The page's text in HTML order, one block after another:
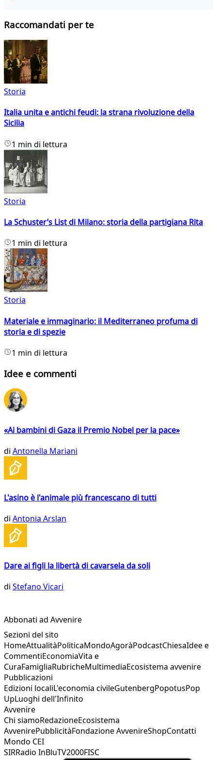
Raccomandati per te
Storia
Italia unita e antichi feudi: la strana rivoluzione della
Sicilia
1 min di lettura
Storia
La Schuster’s List di Milano: storia della partigiana Rita
1 min di lettura
Storia
Materiale e immaginario: il Mediterraneo profuma di
storia e di spezie
1 min di lettura
Idee e commenti
«Ai bambini di Gaza il Premio Nobel per la pace»
di Antonella Mariani
L'asino è l'animale più francescano di tutti
di Antonia Arslan
Dare ai figli la libertà di cavarsela da soli
di Stefano Vicari
Abbonati ad Avvenire
Sezioni del sito
HomeAttualitàPoliticaMondoAgoràPodcastChiesaIdee e
CommentiEconomiaVita e
CuraFamigliaRubricheMultimediaEcosistema avvenire
Pubblicazioni
Edizioni localiL'economia civileGutenbergPopotusPop
UpLuoghi dell'Infinito
Avvenire
Chi siamoRedazioneEcosistema
AvvenirePubblicitàFondazione AvvenireShopContatti
Mondo CEI
SIRRadio InBluTV2000FISC